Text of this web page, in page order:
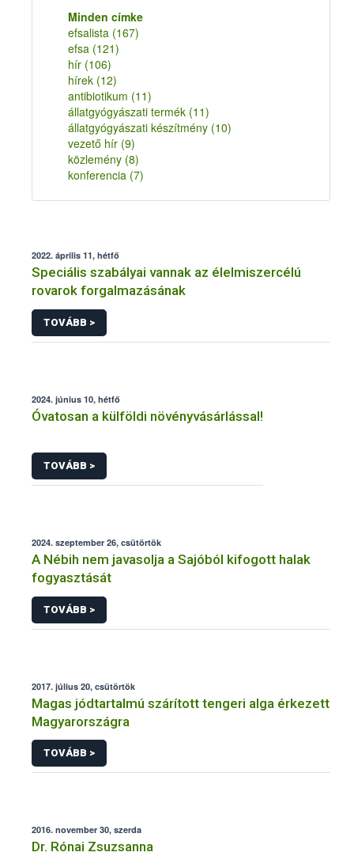
Minden címke
efsalista (167)
efsa (121)
hír (106)
hírek (12)
antibiotikum (11)
állatgyógyászati termék (11)
állatgyógyászati készítmény (10)
vezető hír (9)
közlemény (8)
konferencia (7)
2022. április 11, hétfő
Speciális szabályai vannak az élelmiszercélú
rovarok forgalmazásának
TOVÁBB >
2024. június 10, hétfő
Óvatosan a külföldi növényvásárlással!
TOVÁBB >
2024. szeptember 26, csütörtök
A Nébih nem javasolja a Sajóból kifogott halak
fogyasztását
TOVÁBB >
2017. július 20, csütörtök
Magas jódtartalmú szárított tengeri alga érkezett
Magyarországra
TOVÁBB >
2016. november 30, szerda
Dr. Rónai Zsuzsanna